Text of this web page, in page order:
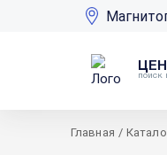
поиск
Главная /